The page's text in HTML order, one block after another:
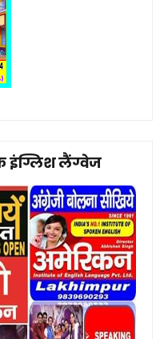
इंग्लिश लैंग्वेज